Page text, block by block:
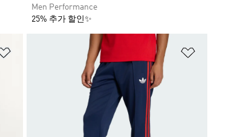
Men Performance
25% 추가 할인✨